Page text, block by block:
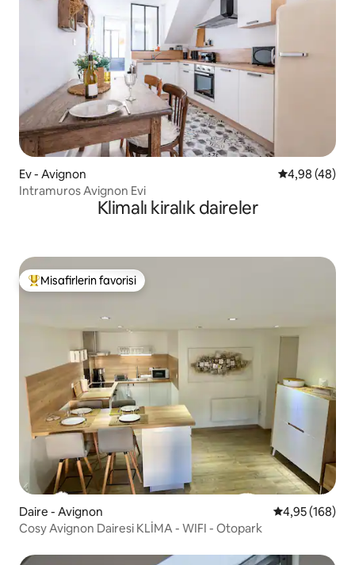
Ev - Avignon 5 üzerinden
4,98 (48)
Intramuros Avignon Evi
Klimalı kiralık daireler
Misafirlerin favorilerinden en beğenilenler arasında
Misafirlerin favorisi
Daire - Avignon 5 üzerinden
4,95 (168)
Cosy Avignon Dairesi KLİMA - WIFI - Otopark